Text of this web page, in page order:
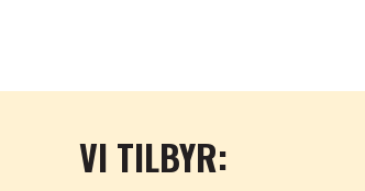
VI TILBYR: